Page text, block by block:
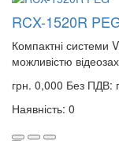
RCX-1520R
Компактні системи
можливістю
грн. 0,000 Без ПДВ:
Наявність: 0